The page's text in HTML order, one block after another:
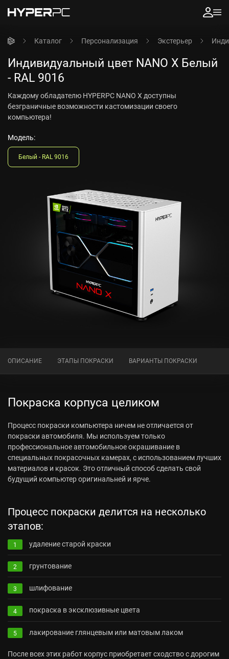
Каталог Персонализация Экстерьер
Индивидуальный цвет NANO X Белый
- RAL 9016
Каждому обладателю HYPERPC NANO X доступны
безграничные возможности кастомизации своего
компьютера!
Модель:
Белый - RAL 9016
ОПИСАНИЕ ЭТАПЫ ПОКРАСКИ ВАРИАНТЫ ПОКРАСКИ
Покраска корпуса целиком
Процесс покраски компьютера ничем не отличается от
покраски автомобиля. Мы используем только
профессиональное автомобильное окрашивание в
специальных покрасочных камерах, с использованием лучших
материалов и красок. Это отличный способ сделать свой
будущий компьютер оригинальней и ярче.
Процесс покраски делится на несколько
этапов:
1 удаление старой краски
2 грунтование
3 шлифование
4 покраска в эксклюзивные цвета
5 лакирование глянцевым или матовым лаком
После всех этих работ корпус приобретает сходство с дорогим